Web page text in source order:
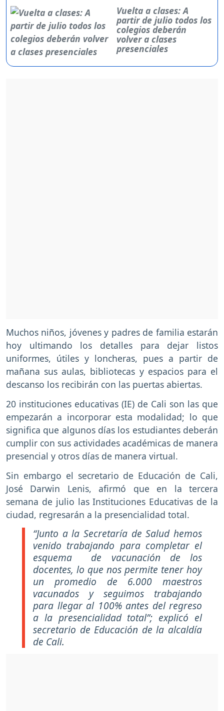
Vuelta a clases: A
partir de julio todos los
colegios deberán
volver a clases
presenciales
Muchos niños, jóvenes y padres de familia estarán
hoy ultimando los detalles para dejar listos
uniformes, útiles y loncheras, pues a partir de
mañana sus aulas, bibliotecas y espacios para el
descanso los recibirán con las puertas abiertas.
20 instituciones educativas (IE) de Cali son las que
empezarán a incorporar esta modalidad; lo que
significa que algunos días los estudiantes deberán
cumplir con sus actividades académicas de manera
presencial y otros días de manera virtual.
Sin embargo el secretario de Educación de Cali,
José Darwin Lenis, afirmó que en la tercera
semana de julio las Instituciones Educativas de la
ciudad, regresarán a la presencialidad total.
“Junto a la Secretaría de Salud hemos
venido trabajando para completar el
esquema de vacunación de los
docentes, lo que nos permite tener hoy
un promedio de 6.000 maestros
vacunados y seguimos trabajando
para llegar al 100% antes del regreso
a la presencialidad total”; explicó el
secretario de Educación de la alcaldía
de Cali.